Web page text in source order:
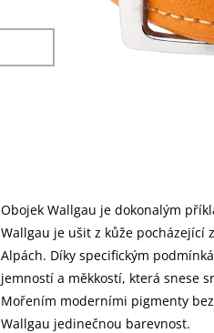
Obojek Wallgau je dokonalým
Wallgau je ušit z kůže pocházející
Alpách. Díky specifickým
jemností a měkkostí, která snese
Mořením moderními pigmenty
Wallgau jedinečnou barevnost.